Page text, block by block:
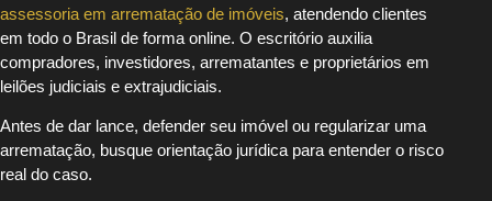
assessoria em arrematação de imóveis, atendendo clientes
em todo o Brasil de forma online. O escritório auxilia
compradores, investidores, arrematantes e proprietários em
leilões judiciais e extrajudiciais.
Antes de dar lance, defender seu imóvel ou regularizar uma
arrematação, busque orientação jurídica para entender o risco
real do caso.